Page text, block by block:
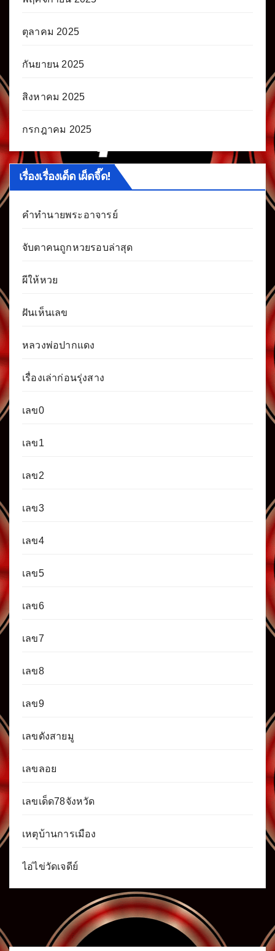
ตุลาคม 2025
กันยายน 2025
สิงหาคม 2025
กรกฎาคม 2025
เรื่องเรื่องเด็ด เผ็ดจี๊ด!
คำทำนายพระอาจารย์
จับตาคนถูกหวยรอบล่าสุด
ผีให้หวย
ฝันเห็นเลข
หลวงพ่อปากแดง
เรื่องเล่าก่อนรุ่งสาง
เลข0
เลข1
เลข2
เลข3
เลข4
เลข5
เลข6
เลข7
เลข8
เลข9
เลขดังสายมู
เลขลอย
เลขเด็ด78จังหวัด
เหตุบ้านการเมือง
ไอ่ไข่วัดเจดีย์